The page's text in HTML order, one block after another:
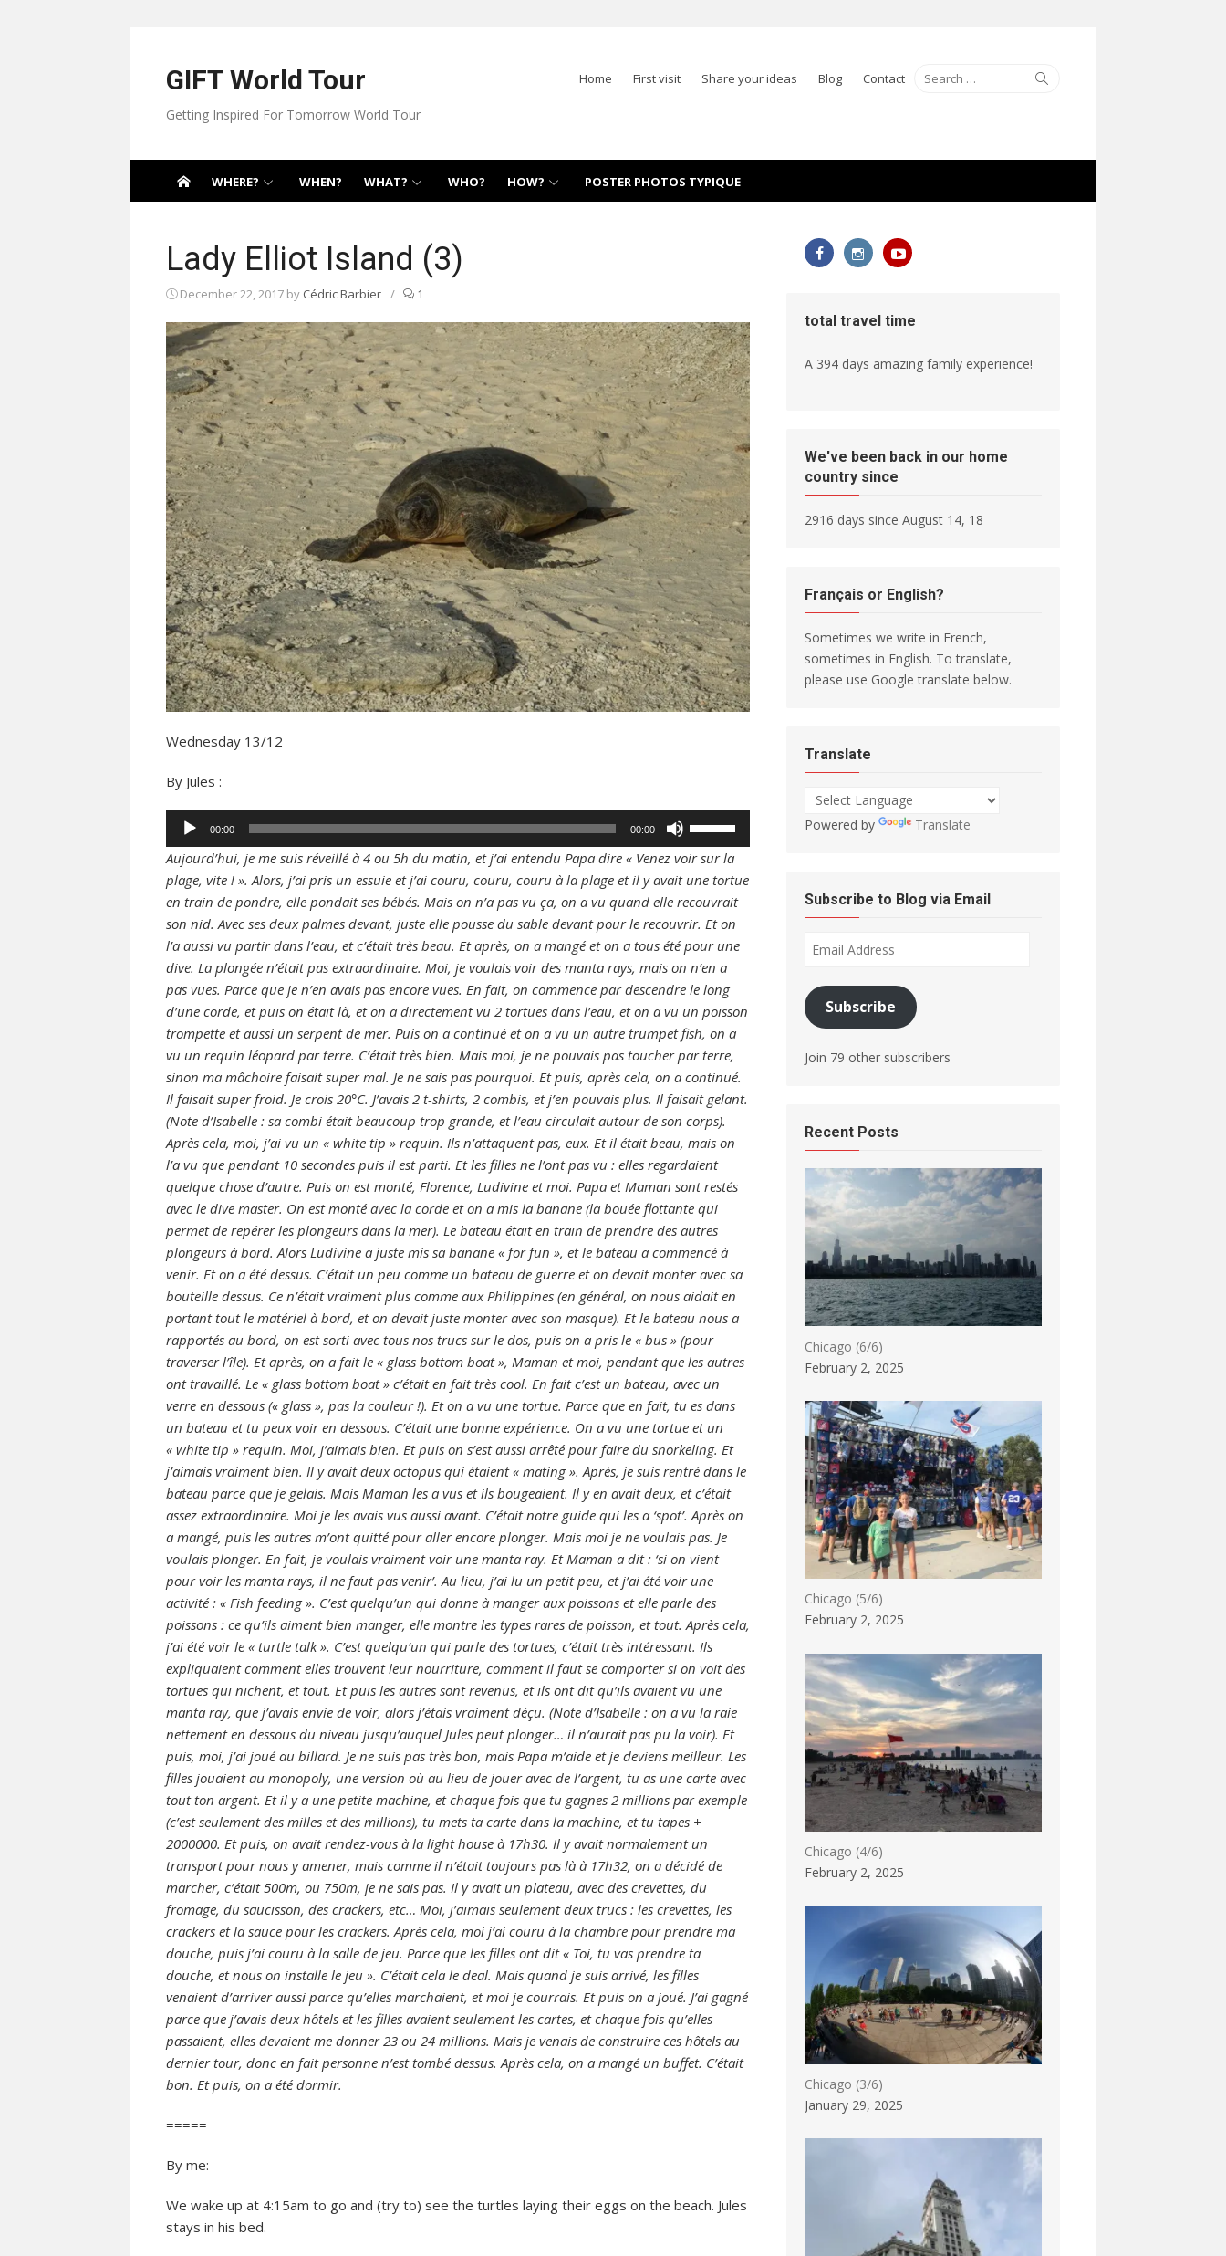
GIFT World Tour
Getting Inspired For Tomorrow World Tour
for:
Home First visit Share your ideas Blog Contact
WHERE? WHEN? WHAT? WHO? HOW? POSTER PHOTOS TYPIQUE
Lady Elliot Island (3)
December 22, 2017 by Cédric Barbier / 1
Wednesday 13/12
By Jules :
Audio
00:00 00:00
Arrow
keys
to
increase
or
decrease
volume.
Aujourd’hui, je me suis réveillé à 4 ou 5h du matin, et j’ai entendu Papa dire « Venez voir sur la
plage, vite ! ». Alors, j’ai pris un essuie et j’ai couru, couru, couru à la plage et il y avait une tortue
en train de pondre, elle pondait ses bébés. Mais on n’a pas vu ça, on a vu quand elle recouvrait
son nid. Avec ses deux palmes devant, juste elle pousse du sable devant pour le recouvrir. Et on
l’a aussi vu partir dans l’eau, et c’était très beau. Et après, on a mangé et on a tous été pour une
dive. La plongée n’était pas extraordinaire. Moi, je voulais voir des manta rays, mais on n’en a
pas vues. Parce que je n’en avais pas encore vues. En fait, on commence par descendre le long
d’une corde, et puis on était là, et on a directement vu 2 tortues dans l’eau, et on a vu un poisson
trompette et aussi un serpent de mer. Puis on a continué et on a vu un autre trumpet fish, on a
vu un requin léopard par terre. C’était très bien. Mais moi, je ne pouvais pas toucher par terre,
sinon ma mâchoire faisait super mal. Je ne sais pas pourquoi. Et puis, après cela, on a continué.
Il faisait super froid. Je crois 20°C. J’avais 2 t-shirts, 2 combis, et j’en pouvais plus. Il faisait gelant.
(Note d’Isabelle : sa combi était beaucoup trop grande, et l’eau circulait autour de son corps).
Après cela, moi, j’ai vu un « white tip » requin. Ils n’attaquent pas, eux. Et il était beau, mais on
l’a vu que pendant 10 secondes puis il est parti. Et les filles ne l’ont pas vu : elles regardaient
quelque chose d’autre. Puis on est monté, Florence, Ludivine et moi. Papa et Maman sont restés
avec le dive master. On est monté avec la corde et on a mis la banane (la bouée flottante qui
permet de repérer les plongeurs dans la mer). Le bateau était en train de prendre des autres
plongeurs à bord. Alors Ludivine a juste mis sa banane « for fun », et le bateau a commencé à
venir. Et on a été dessus. C’était un peu comme un bateau de guerre et on devait monter avec sa
bouteille dessus. Ce n’était vraiment plus comme aux Philippines (en général, on nous aidait en
portant tout le matériel à bord, et on devait juste monter avec son masque). Et le bateau nous a
rapportés au bord, on est sorti avec tous nos trucs sur le dos, puis on a pris le « bus » (pour
traverser l’île). Et après, on a fait le « glass bottom boat », Maman et moi, pendant que les autres
ont travaillé. Le « glass bottom boat » c’était en fait très cool. En fait c’est un bateau, avec un
verre en dessous (« glass », pas la couleur !). Et on a vu une tortue. Parce que en fait, tu es dans
un bateau et tu peux voir en dessous. C’était une bonne expérience. On a vu une tortue et un
« white tip » requin. Moi, j’aimais bien. Et puis on s’est aussi arrêté pour faire du snorkeling. Et
j’aimais vraiment bien. Il y avait deux octopus qui étaient « mating ». Après, je suis rentré dans le
bateau parce que je gelais. Mais Maman les a vus et ils bougeaient. Il y en avait deux, et c’était
assez extraordinaire. Moi je les avais vus aussi avant. C’était notre guide qui les a ‘spot’. Après on
a mangé, puis les autres m’ont quitté pour aller encore plonger. Mais moi je ne voulais pas. Je
voulais plonger. En fait, je voulais vraiment voir une manta ray. Et Maman a dit : ‘si on vient
pour voir les manta rays, il ne faut pas venir’. Au lieu, j’ai lu un petit peu, et j’ai été voir une
activité : « Fish feeding ». C’est quelqu’un qui donne à manger aux poissons et elle parle des
poissons : ce qu’ils aiment bien manger, elle montre les types rares de poisson, et tout. Après cela,
j’ai été voir le « turtle talk ». C’est quelqu’un qui parle des tortues, c’était très intéressant. Ils
expliquaient comment elles trouvent leur nourriture, comment il faut se comporter si on voit des
tortues qui nichent, et tout. Et puis les autres sont revenus, et ils ont dit qu’ils avaient vu une
manta ray, que j’avais envie de voir, alors j’étais vraiment déçu. (Note d’Isabelle : on a vu la raie
nettement en dessous du niveau jusqu’auquel Jules peut plonger… il n’aurait pas pu la voir). Et
puis, moi, j’ai joué au billard. Je ne suis pas très bon, mais Papa m’aide et je deviens meilleur. Les
filles jouaient au monopoly, une version où au lieu de jouer avec de l’argent, tu as une carte avec
tout ton argent. Et il y a une petite machine, et chaque fois que tu gagnes 2 millions par exemple
(c’est seulement des milles et des millions), tu mets ta carte dans la machine, et tu tapes +
2000000. Et puis, on avait rendez-vous à la light house à 17h30. Il y avait normalement un
transport pour nous y amener, mais comme il n’était toujours pas là à 17h32, on a décidé de
marcher, c’était 500m, ou 750m, je ne sais pas. Il y avait un plateau, avec des crevettes, du
fromage, du saucisson, des crackers, etc… Moi, j’aimais seulement deux trucs : les crevettes, les
crackers et la sauce pour les crackers. Après cela, moi j’ai couru à la chambre pour prendre ma
douche, puis j’ai couru à la salle de jeu. Parce que les filles ont dit « Toi, tu vas prendre ta
douche, et nous on installe le jeu ». C’était cela le deal. Mais quand je suis arrivé, les filles
venaient d’arriver aussi parce qu’elles marchaient, et moi je courrais. Et puis on a joué. J’ai gagné
parce que j’avais deux hôtels et les filles avaient seulement les cartes, et chaque fois qu’elles
passaient, elles devaient me donner 23 ou 24 millions. Mais je venais de construire ces hôtels au
dernier tour, donc en fait personne n’est tombé dessus. Après cela, on a mangé un buffet. C’était
bon. Et puis, on a été dormir.
=====
By me:
We wake up at 4:15am to go and (try to) see the turtles laying their eggs on the beach. Jules
stays in his bed.
total travel time
A 394 days amazing family experience!
We've been back in our home
country since
2916 days since August 14, 18
Français or English?
Sometimes we write in French,
sometimes in English. To translate,
please use Google translate below.
Translate
Powered by Translate
Subscribe to Blog via Email
Address
Subscribe
Join 79 other subscribers
Recent Posts
Chicago (6/6)
February 2, 2025
Chicago (5/6)
February 2, 2025
Chicago (4/6)
February 2, 2025
Chicago (3/6)
January 29, 2025